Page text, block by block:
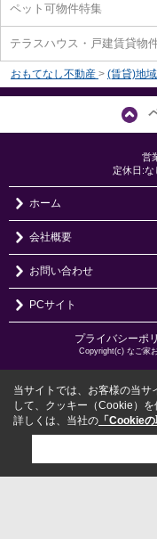
ペット可物件特集
テラスハウス・戸建賃貸物
おもてなし不動産 > (賃貸)地
営
定休日:な
ホーム
会社概要
お問い合わせ
PCサイト
プライバシーポ
Copyright(c) なご家
当サイトでは、お客様の当サ
して、クッキー（Cookie）を
詳しくは、当社の 「Cookie